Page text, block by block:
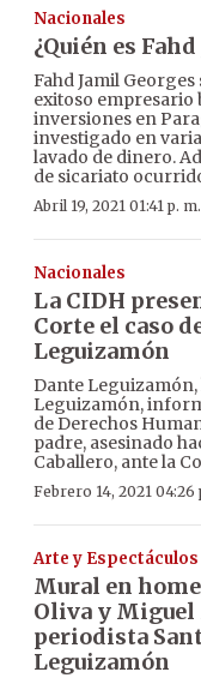
Nacionales
¿Quién es
Fahd Jamil
exitoso empresario
inversiones en
investigado en
lavado de dinero.
de sicariato
Abril 19, 2021 01:41 p. m.
Nacionales
La CIDH
Corte el caso
Leguizamón
Dante
Leguizamón,
de Derechos
padre, asesinado
Caballero, ante la
Febrero 14, 2021 04:26
Arte y Espectáculos
Mural en
Oliva y
periodista
Leguizamón